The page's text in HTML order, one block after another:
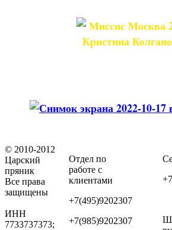
Миссис Москва
Кристина
© 2010-2012
Царский
пряник
Все права
защищены
ИНН
7733737373;
Отдел по
работе с
клиентами
+7(495)9202307
+7(985)9202307